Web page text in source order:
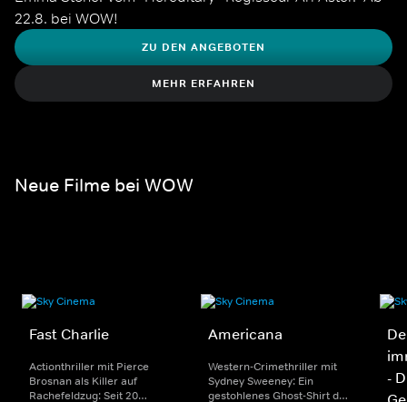
22.8. bei WOW!
ZU DEN ANGEBOTEN
MEHR ERFAHREN
Neue Filme bei WOW
Fast Charlie
Actionthriller mit Pierce
Brosnan als Killer auf
Rachefeldzug: Seit 20
Americana
Western-Crimethriller mit
Sydney Sweeney: Ein
gestohlenes Ghost-Shirt der
-